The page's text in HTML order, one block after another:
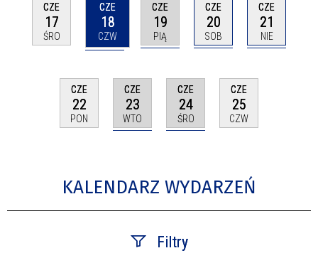
CZE
17
ŚRO
CZE
18
CZW
CZE
19
PIĄ
CZE
20
SOB
CZE
21
NIE
CZE
22
PON
CZE
23
WTO
CZE
24
ŚRO
CZE
25
CZW
KALENDARZ WYDARZEŃ
Filtry